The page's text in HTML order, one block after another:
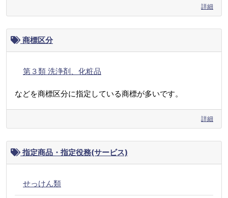
詳細
商標区分
第３類 洗浄剤、化粧品
などを商標区分に指定している商標が多いです。
詳細
指定商品・指定役務(サービス)
せっけん類